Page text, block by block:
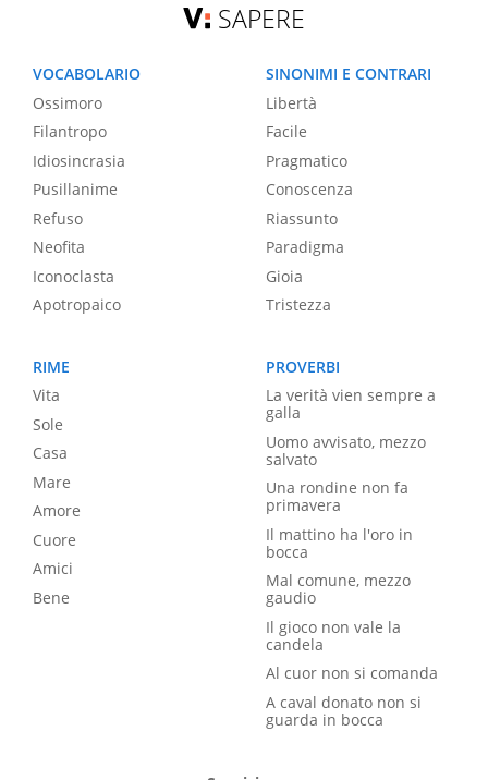
SAPERE
VOCABOLARIO
Ossimoro
Filantropo
Idiosincrasia
Pusillanime
Refuso
Neofita
Iconoclasta
Apotropaico
SINONIMI E CONTRARI
Libertà
Facile
Pragmatico
Conoscenza
Riassunto
Paradigma
Gioia
Tristezza
RIME
Vita
Sole
Casa
Mare
Amore
Cuore
Amici
Bene
PROVERBI
La verità vien sempre a
galla
Uomo avvisato, mezzo
salvato
Una rondine non fa
primavera
Il mattino ha l'oro in
bocca
Mal comune, mezzo
gaudio
Il gioco non vale la
candela
Al cuor non si comanda
A caval donato non si
guarda in bocca